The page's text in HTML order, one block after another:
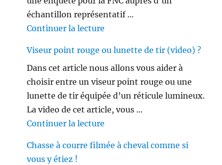
échantillon représentatif …
Continuer la lecture
Viseur point rouge ou lunette de tir (video) ?
Dans cet article nous allons vous aider à
choisir entre un viseur point rouge ou une
lunette de tir équipée d’un réticule lumineux.
La video de cet article, vous …
Continuer la lecture
Chasse à courre filmée à cheval comme si
vous y étiez !